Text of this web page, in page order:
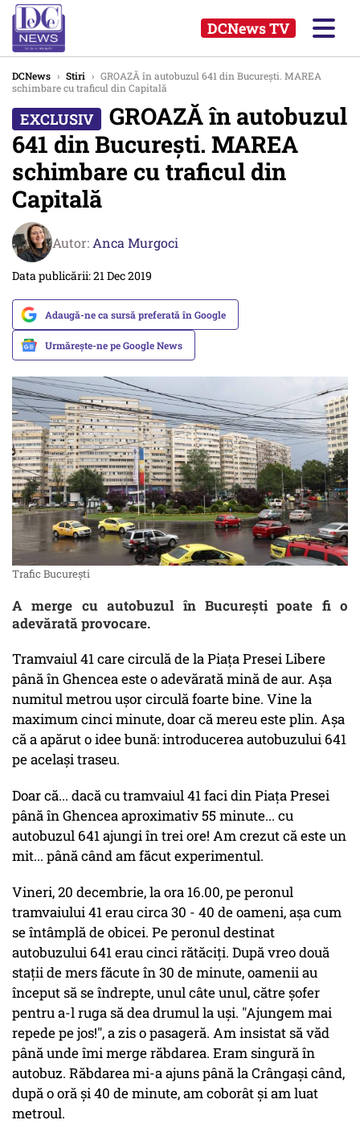
DCNews TV
DCNews › Stiri › GROAZĂ în autobuzul 641 din București. MAREA
schimbare cu traficul din Capitală
GROAZĂ în autobuzul
641 din București. MAREA
schimbare cu traficul din
Capitală
Autor: Anca Murgoci
Data publicării: 21 Dec 2019
Adaugă-ne ca sursă preferată în Google
Urmărește-ne pe Google News
Trafic București
A merge cu autobuzul în București poate fi o
adevărată provocare.
Tramvaiul 41 care circulă de la Piața Presei Libere
până în Ghencea este o adevărată mină de aur. Așa
numitul metrou ușor circulă foarte bine. Vine la
maximum cinci minute, doar că mereu este plin. Așa
că a apărut o idee bună: introducerea autobuzului 641
pe același traseu.
Doar că... dacă cu tramvaiul 41 faci din Piața Presei
până în Ghencea aproximativ 55 minute... cu
autobuzul 641 ajungi în trei ore! Am crezut că este un
mit... până când am făcut experimentul.
Vineri, 20 decembrie, la ora 16.00, pe peronul
tramvaiului 41 erau circa 30 - 40 de oameni, așa cum
se întâmplă de obicei. Pe peronul destinat
autobuzului 641 erau cinci rătăciți. După vreo două
stații de mers făcute în 30 de minute, oamenii au
început să se îndrepte, unul câte unul, către șofer
pentru a-l ruga să dea drumul la uși. "Ajungem mai
repede pe jos!", a zis o pasageră. Am insistat să văd
până unde îmi merge răbdarea. Eram singură în
autobuz. Răbdarea mi-a ajuns până la Crângași când,
după o oră și 40 de minute, am coborât și am luat
metroul.